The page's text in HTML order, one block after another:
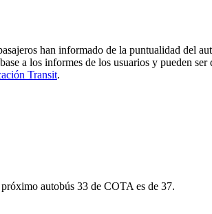
han informado de la puntualidad del
a los informes de los usuarios y pueden ser
Transit.
autobús 33 de COTA es de 37.